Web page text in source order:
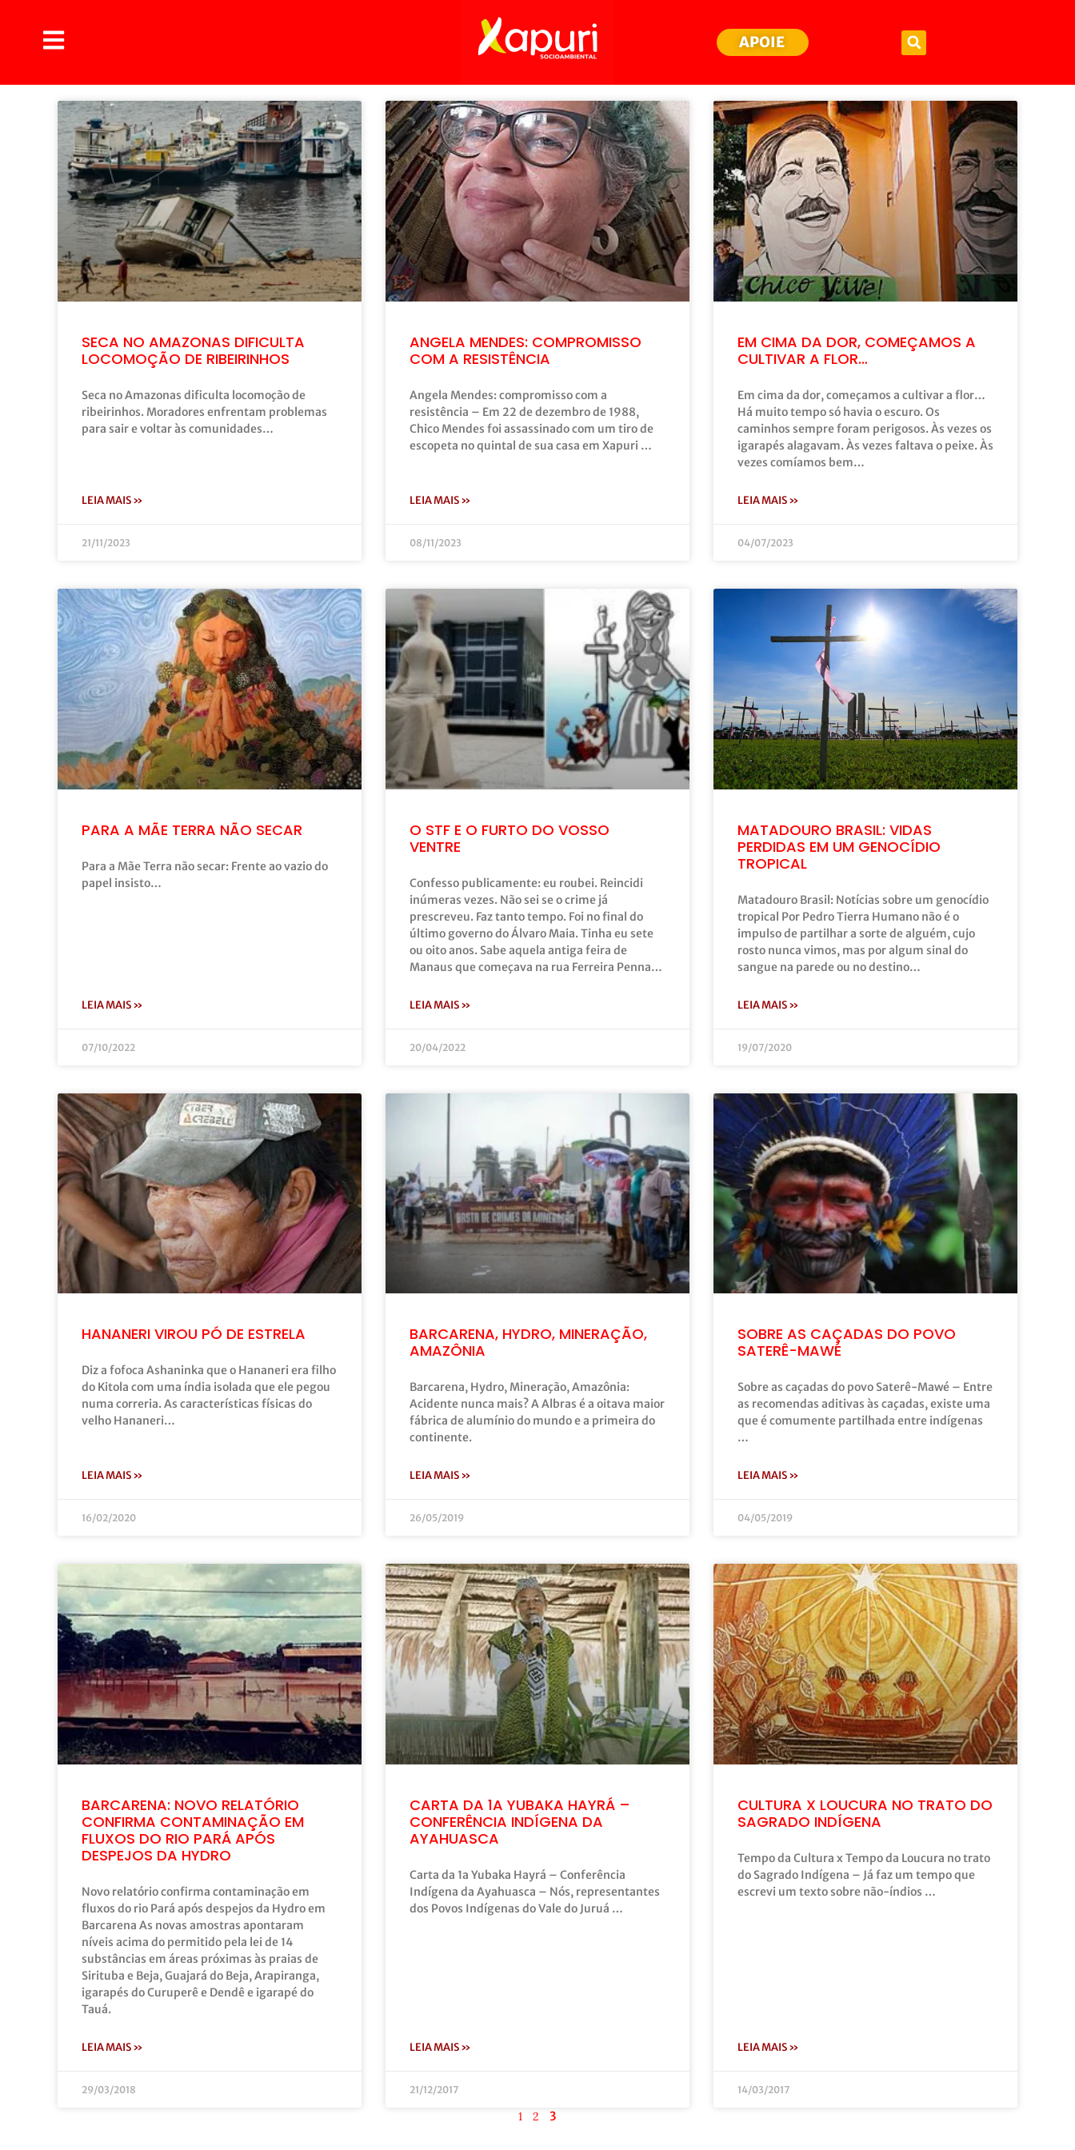
APOIE
SECA NO AMAZONAS DIFICULTA
LOCOMOÇÃO DE RIBEIRINHOS
Seca no Amazonas dificulta locomoção de
ribeirinhos. Moradores enfrentam problemas
para sair e voltar às comunidades…
LEIA MAIS »
21/11/2023
ANGELA MENDES: COMPROMISSO
COM A RESISTÊNCIA
Angela Mendes: compromisso com a
resistência – Em 22 de dezembro de 1988,
Chico Mendes foi assassinado com um tiro de
escopeta no quintal de sua casa em Xapuri …
LEIA MAIS »
08/11/2023
EM CIMA DA DOR, COMEÇAMOS A
CULTIVAR A FLOR…
Em cima da dor, começamos a cultivar a flor…
Há muito tempo só havia o escuro. Os
caminhos sempre foram perigosos. Às vezes os
igarapés alagavam. Às vezes faltava o peixe. Às
vezes comíamos bem…
LEIA MAIS »
04/07/2023
PARA A MÃE TERRA NÃO SECAR
Para a Mãe Terra não secar: Frente ao vazio do
papel insisto…
LEIA MAIS »
07/10/2022
O STF E O FURTO DO VOSSO
VENTRE
Confesso publicamente: eu roubei. Reincidi
inúmeras vezes. Não sei se o crime já
prescreveu. Faz tanto tempo. Foi no final do
último governo do Álvaro Maia. Tinha eu sete
ou oito anos. Sabe aquela antiga feira de
Manaus que começava na rua Ferreira Penna…
LEIA MAIS »
20/04/2022
MATADOURO BRASIL: VIDAS
PERDIDAS EM UM GENOCÍDIO
TROPICAL
Matadouro Brasil: Notícias sobre um genocídio
tropical Por Pedro Tierra Humano não é o
impulso de partilhar a sorte de alguém, cujo
rosto nunca vimos, mas por algum sinal do
sangue na parede ou no destino…
LEIA MAIS »
19/07/2020
HANANERI VIROU PÓ DE ESTRELA
Diz a fofoca Ashaninka que o Hananeri era filho
do Kitola com uma índia isolada que ele pegou
numa correria. As características físicas do
velho Hananeri…
LEIA MAIS »
16/02/2020
BARCARENA, HYDRO, MINERAÇÃO,
AMAZÔNIA
Barcarena, Hydro, Mineração, Amazônia:
Acidente nunca mais? A Albras é a oitava maior
fábrica de alumínio do mundo e a primeira do
continente.
LEIA MAIS »
26/05/2019
SOBRE AS CAÇADAS DO POVO
SATERÊ-MAWÉ
Sobre as caçadas do povo Saterê-Mawé – Entre
as recomendas aditivas às caçadas, existe uma
que é comumente partilhada entre indígenas
…
LEIA MAIS »
04/05/2019
BARCARENA: NOVO RELATÓRIO
CONFIRMA CONTAMINAÇÃO EM
FLUXOS DO RIO PARÁ APÓS
DESPEJOS DA HYDRO
Novo relatório confirma contaminação em
fluxos do rio Pará após despejos da Hydro em
Barcarena As novas amostras apontaram
níveis acima do permitido pela lei de 14
substâncias em áreas próximas às praias de
Sirituba e Beja, Guajará do Beja, Arapiranga,
igarapés do Curuperê e Dendê e igarapé do
Tauá.
LEIA MAIS »
29/03/2018
CARTA DA 1A YUBAKA HAYRÁ –
CONFERÊNCIA INDÍGENA DA
AYAHUASCA
Carta da 1a Yubaka Hayrá – Conferência
Indígena da Ayahuasca – Nós, representantes
dos Povos Indígenas do Vale do Juruá …
LEIA MAIS »
21/12/2017
CULTURA X LOUCURA NO TRATO DO
SAGRADO INDÍGENA
Tempo da Cultura x Tempo da Loucura no trato
do Sagrado Indígena – Já faz um tempo que
escrevi um texto sobre não-índios …
LEIA MAIS »
14/03/2017
1 2 3